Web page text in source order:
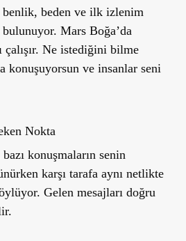
benlik, beden ve ilk izlenim
Mars Boğa’da
Ne istediğini bilme
konuşuyorsun ve insanlar seni
Nokta
konuşmaların senin
karşı tarafa aynı netlikte
Gelen mesajları doğru